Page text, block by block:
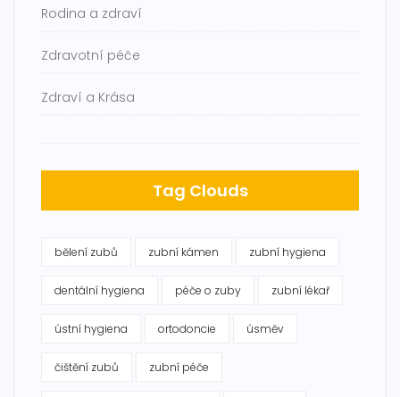
Rodina a zdraví
Zdravotní péče
Zdraví a Krása
Tag Clouds
bělení zubů zubní kámen zubní hygiena
dentální hygiena péče o zuby zubní lékař
ústní hygiena ortodoncie úsměv
čištění zubů zubní péče